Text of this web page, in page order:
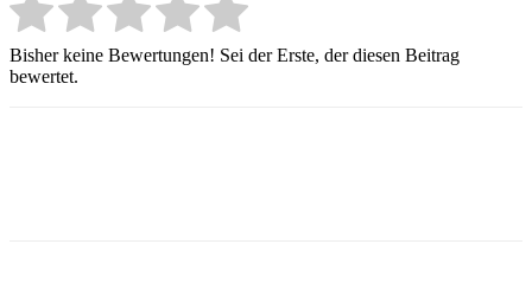
Bisher keine Bewertungen! Sei der Erste, der diesen Beitrag
bewertet.